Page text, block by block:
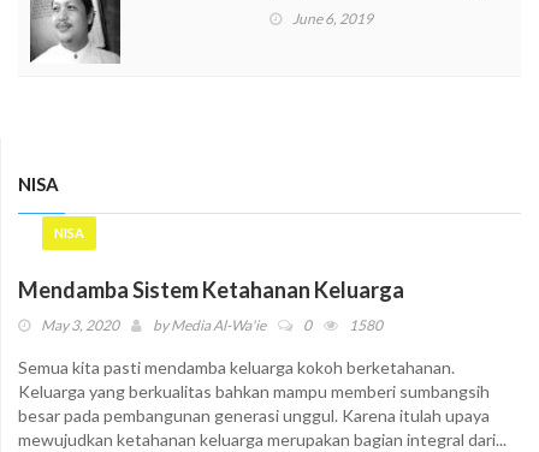
June 6, 2019
NISA
NISA
Mendamba Sistem Ketahanan Keluarga
May 3, 2020 byMedia Al-Wa'ie 0 1580
Semua kita pasti mendamba keluarga kokoh berketahanan.
Keluarga yang berkualitas bahkan mampu memberi sumbangsih
besar pada pembangunan generasi unggul. Karena itulah upaya
mewujudkan ketahanan keluarga merupakan bagian integral dari...